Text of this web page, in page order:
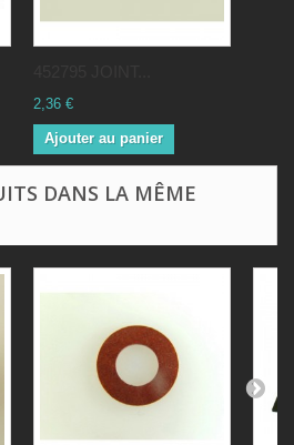
2,36 €
Ajouter au panier
DANS LA MÊME